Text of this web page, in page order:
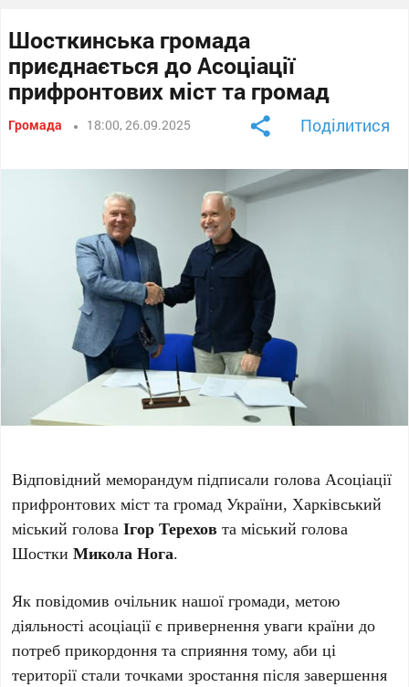
Шосткинська громада
приєднається до Асоціації
прифронтових міст та громад
Громада 18:00, 26.09.2025 Поділитися
Відповідний меморандум підписали голова Асоціації
прифронтових міст та громад України, Харківський
міський головаІгор Терехов та міський голова
ШосткиМикола Нога.
Як повідомив очільник нашої громади, метою
діяльності асоціації є привернення уваги країни до
потреб прикордоння та сприяння тому, аби ці
території стали точками зростання після завершення